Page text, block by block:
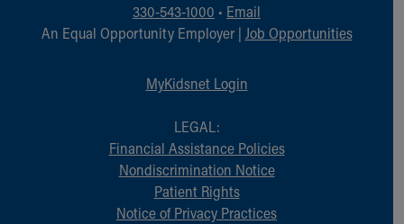
330-543-1000 • Email
An Equal Opportunity Employer | Job Opportunities
MyKidsnet Login
LEGAL:
Financial Assistance Policies
Nondiscrimination Notice
Patient Rights
Notice of Privacy Practices